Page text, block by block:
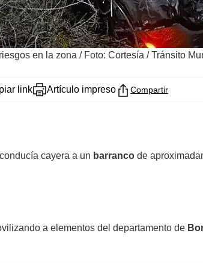
en la zona / Foto: Cortesía / Tránsito
link Artículo impreso Compartir
cayera a un barranco de
a elementos del departamento de